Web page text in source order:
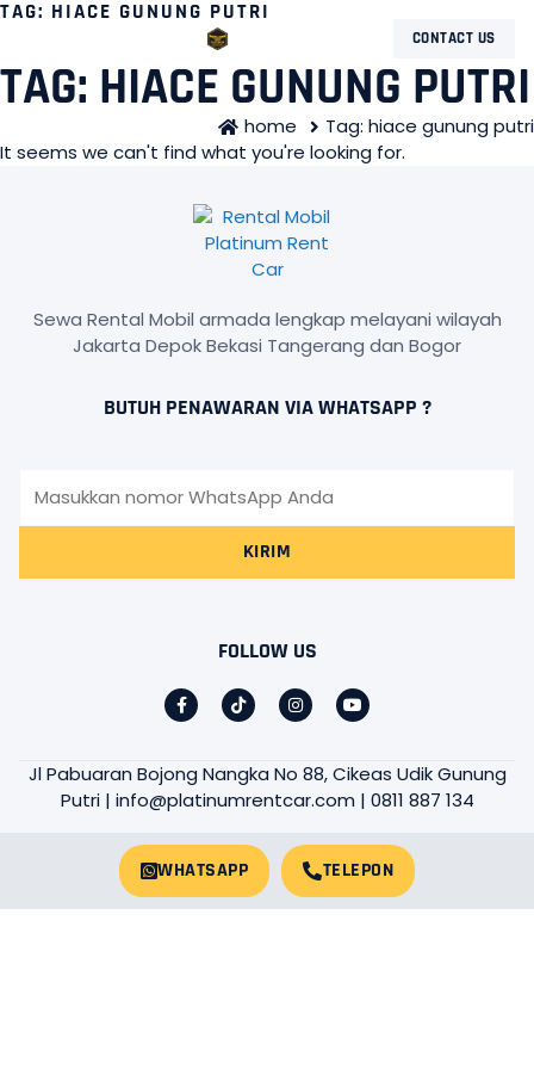
CONTACT US
TAG: HIACE GUNUNG PUTRI
TAG: HIACE GUNUNG PUTRI
home
Tag: hiace gunung putri
It seems we can't find what you're looking for.
Sewa Rental Mobil armada lengkap melayani wilayah
Jakarta Depok Bekasi Tangerang dan Bogor
BUTUH PENAWARAN VIA WHATSAPP ?
KIRIM
FOLLOW US
Jl Pabuaran Bojong Nangka No 88, Cikeas Udik Gunung
Putri | info@platinumrentcar.com | 0811 887 134
WHATSAPP TELEPON